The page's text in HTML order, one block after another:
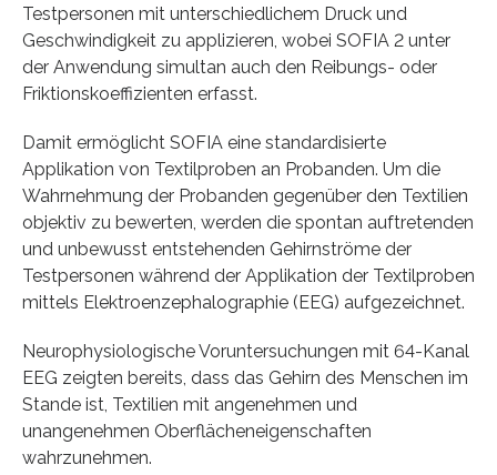
Testpersonen mit unterschiedlichem Druck und
Geschwindigkeit zu applizieren, wobei SOFIA 2 unter
der Anwendung simultan auch den Reibungs- oder
Friktionskoeffizienten erfasst.
Damit ermöglicht SOFIA eine standardisierte
Applikation von Textilproben an Probanden. Um die
Wahrnehmung der Probanden gegenüber den Textilien
objektiv zu bewerten, werden die spontan auftretenden
und unbewusst entstehenden Gehirnströme der
Testpersonen während der Applikation der Textilproben
mittels Elektroenzephalographie (EEG) aufgezeichnet.
Neurophysiologische Voruntersuchungen mit 64-Kanal
EEG zeigten bereits, dass das Gehirn des Menschen im
Stande ist, Textilien mit angenehmen und
unangenehmen Oberflächeneigenschaften
wahrzunehmen.